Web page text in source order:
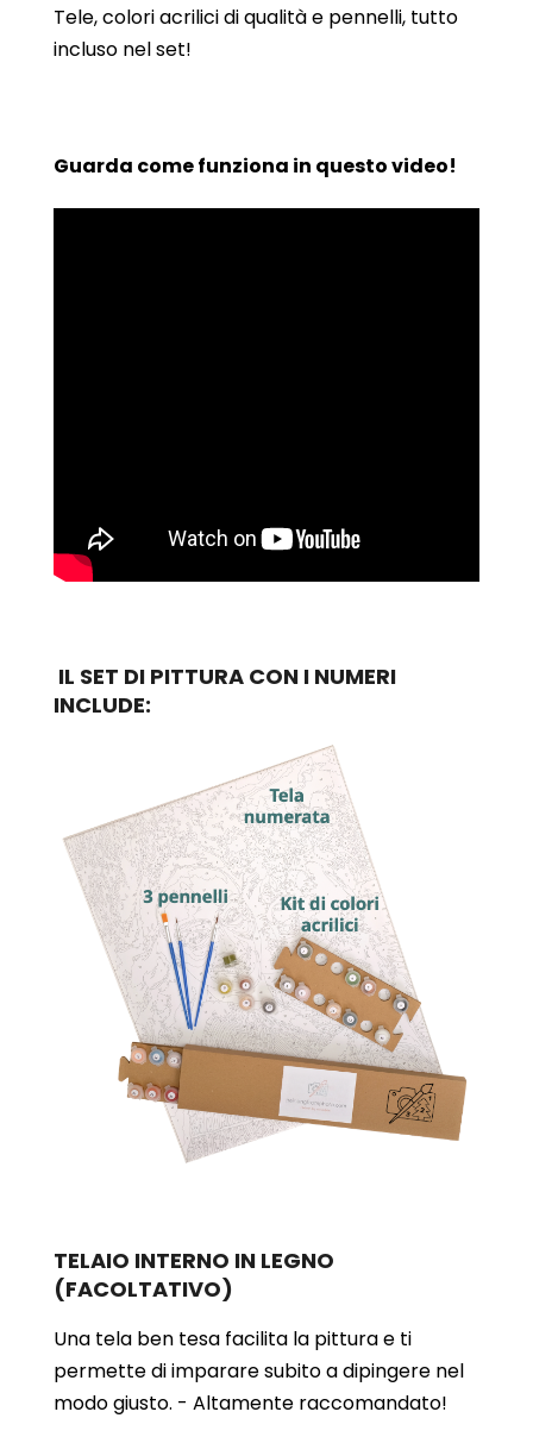
Tele, colori acrilici di qualità e pennelli, tutto
incluso nel set!
Guarda come funziona in questo video!
IL SET DI PITTURA CON I NUMERI
INCLUDE:
TELAIO INTERNO IN LEGNO
(FACOLTATIVO)
Una tela ben tesa facilita la pittura e ti
permette di imparare subito a dipingere nel
modo giusto. - Altamente raccomandato!